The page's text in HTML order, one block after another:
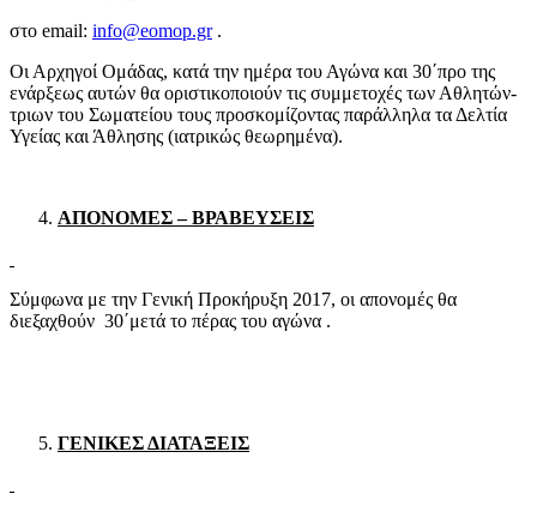
στο email: info@eomop.gr.
Οι Αρχηγοί Ομάδας, κατά την ημέρα του Αγώνα και 30΄προ της
ενάρξεως αυτών θα οριστικοποιούν τις συμμετοχές των Αθλητών-
τριων του Σωματείου τους προσκομίζοντας παράλληλα τα Δελτία
Υγείας και Άθλησης (ιατρικώς θεωρημένα).
ΑΠΟΝΟΜΕΣ – ΒΡΑΒΕΥΣΕΙΣ
Σύμφωνα με την Γενική Προκήρυξη 2017, οι απονομές θα
διεξαχθούν 30΄μετά το πέρας του αγώνα .
ΓΕΝΙΚΕΣ ΔΙΑΤΑΞΕΙΣ